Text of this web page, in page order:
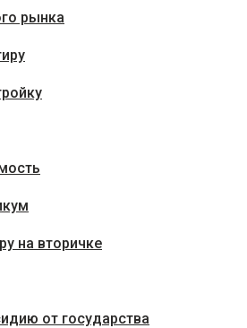
рынка
на вторичке
от государства